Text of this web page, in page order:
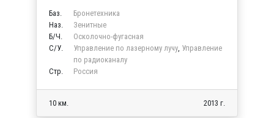
Баз.
Бронетехника
Наз.
Зенитные
Б/Ч.
Осколочно-фугасная
C/У.
Управление по лазерному лучу, Управление
по радиоканалу
Стр.
Россия
10 км. 2013 г.